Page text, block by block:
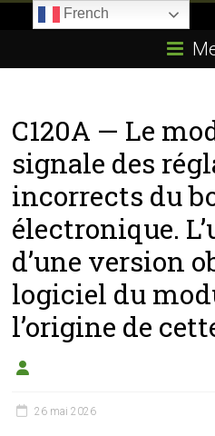
E85.com
passion
boîtier
éthanol
C120A — Le
signale des
incorrects du
électronique.
d’une version
logiciel du
l’origine de
26 mai 2026
French